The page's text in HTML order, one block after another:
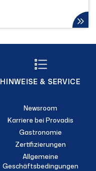
HINWEISE & SERVICE
Newsroom
Karriere bei Provadis
Gastronomie
Zertifizierungen
Allgemeine
Geschäftsbedingungen